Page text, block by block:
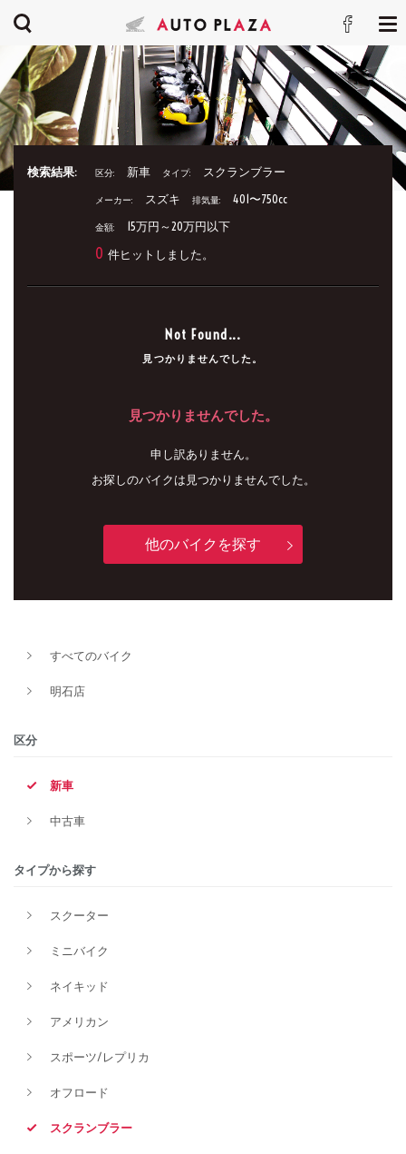
検索結果: 区分: 新車 タイプ: スクランブラー
メーカー: スズキ 排気量: 401〜750cc
金額: 15万円～20万円以下
0 件ヒットしました。
Not Found...
見つかりませんでした。
見つかりませんでした。
申し訳ありません。
お探しのバイクは見つかりませんでした。
他のバイクを探す
すべてのバイク
明石店
区分
新車
中古車
タイプから探す
スクーター
ミニバイク
ネイキッド
アメリカン
スポーツ/レプリカ
オフロード
スクランブラー
メーカー
排気量